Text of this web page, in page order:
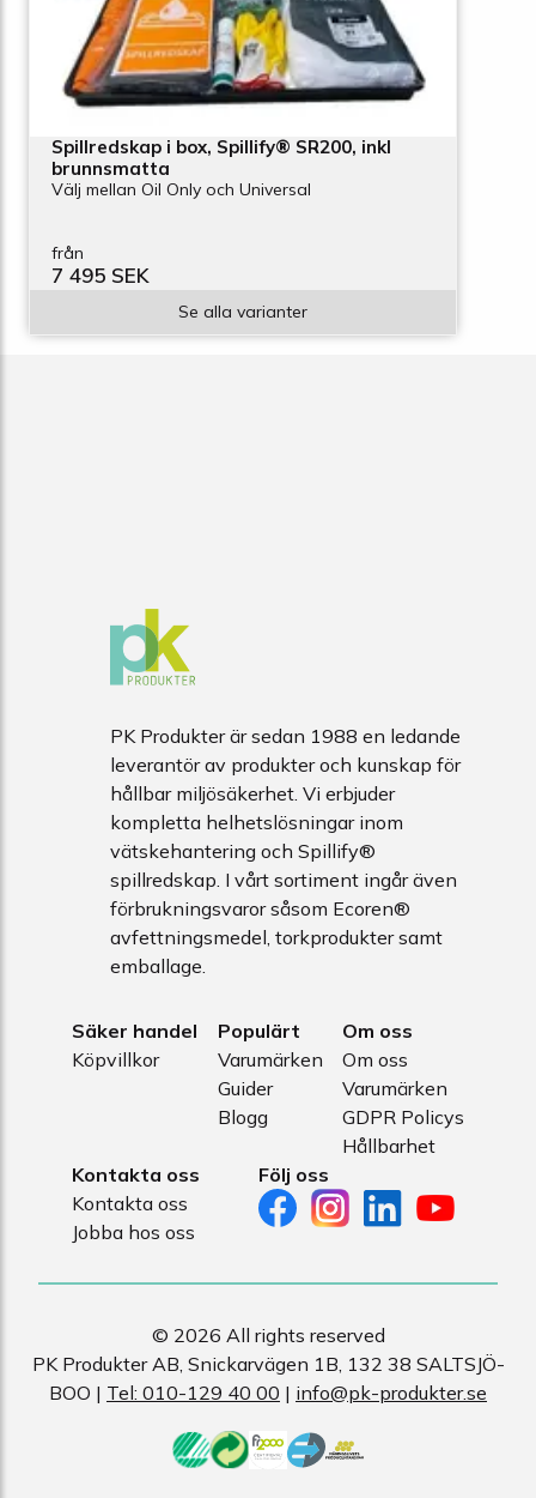
Spillredskap i box, Spillify® SR200, inkl
brunnsmatta
Välj mellan Oil Only och Universal
från
7 495 SEK
Se alla varianter
PK Produkter är sedan 1988 en ledande
leverantör av produkter och kunskap för
hållbar miljösäkerhet. Vi erbjuder
kompletta helhetslösningar inom
vätskehantering och Spillify®
spillredskap. I vårt sortiment ingår även
förbrukningsvaror såsom Ecoren®
avfettningsmedel, torkprodukter samt
emballage.
Säker handel
Köpvillkor
Populärt
Varumärken
Guider
Blogg
Om oss
Om oss
Varumärken
GDPR Policys
Hållbarhet
Kontakta oss
Kontakta oss
Jobba hos oss
Följ oss
© 2026 All rights reserved
PK Produkter AB, Snickarvägen 1B, 132 38 SALTSJÖ-
BOO | Tel: 010-129 40 00 | info@pk-produkter.se